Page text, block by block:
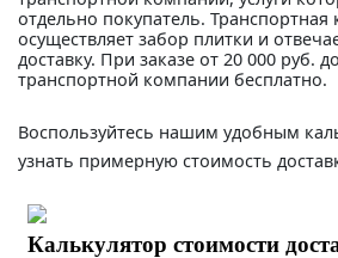
отдельно покупатель. Транспортная
осуществляет забор плитки и
доставку. При заказе от 20 000 руб.
транспортной компании бесплатно.
Воспользуйтесь нашим удобным
узнать примерную стоимость